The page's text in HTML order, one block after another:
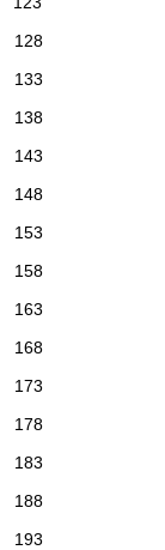
128
133
138
143
148
153
158
163
168
173
178
183
188
193